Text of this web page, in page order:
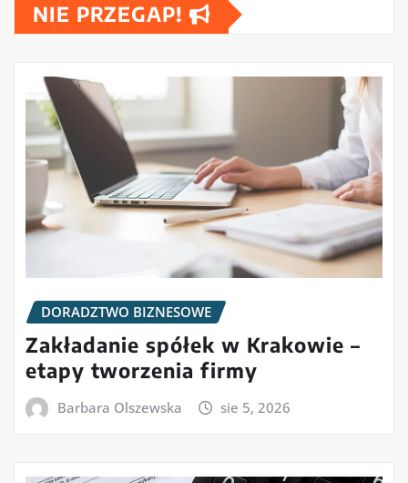
NIE PRZEGAP!
DORADZTWO BIZNESOWE
Zakładanie spółek w Krakowie –
etapy tworzenia firmy
Barbara Olszewska sie 5, 2026